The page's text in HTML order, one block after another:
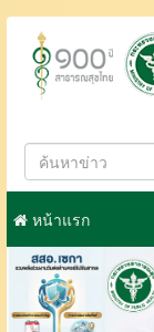
หน้าแรก
Previous